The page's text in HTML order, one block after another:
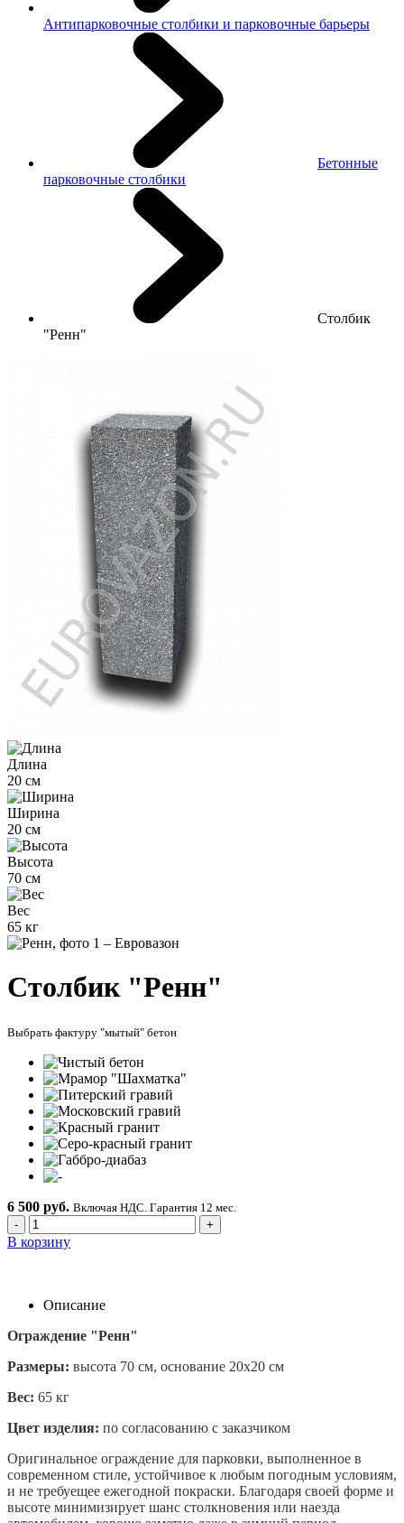
Антипарковочные столбики и парковочные барьеры
Бетонные
парковочные столбики
Столбик
"Ренн"
Длина
20 см
Ширина
20 см
Высота
70 см
Вес
65 кг
Столбик "Ренн"
Выбрать фактуру "мытый" бетон
6 500 руб. Включая НДС. Гарантия 12 мес.
-
+
В корзину
Описание
Ограждение "Ренн"
Размеры: высота 70 см, основание 20х20 см
Вес: 65 кг
Цвет изделия: по согласованию с заказчиком
Оригинальное ограждение для парковки, выполненное в
современном стиле, устойчивое к любым погодным условиям,
и не требуещее ежегодной покраски. Благодаря своей форме и
высоте минимизирует шанс столкновения или наезда